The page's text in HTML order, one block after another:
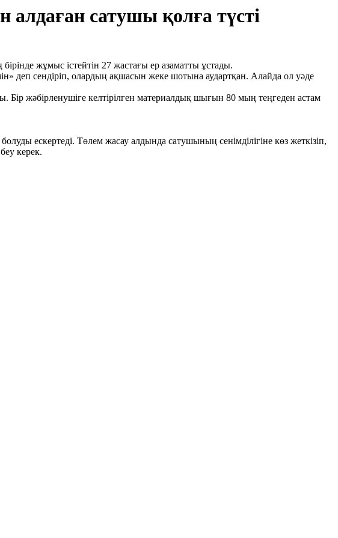
алдаған сатушы қолға түсті
жұмыс істейтін 27 жастағы ер азаматты ұстады.
деп сендіріп, олардың ақшасын жеке шотына аудартқан. Алайда ол уәде
Бір жәбірленушіге келтірілген материалдық шығын 80 мың теңгеден астам
ескертеді. Төлем жасау алдында сатушының сенімділігіне көз жеткізіп,
керек.